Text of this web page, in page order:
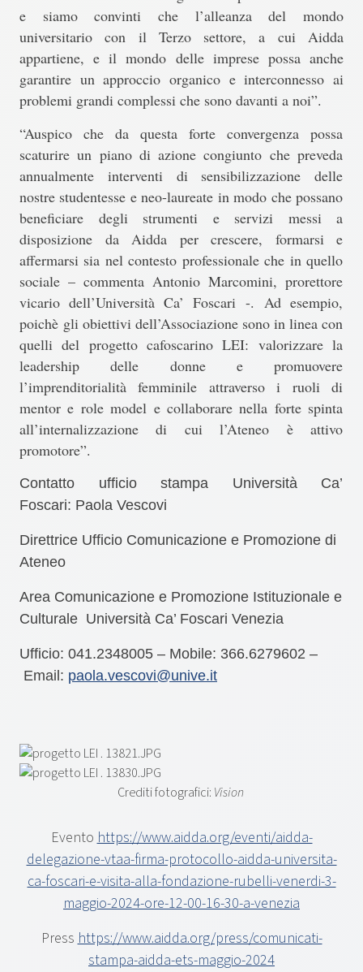
e siamo convinti che l’alleanza del mondo
universitario con il Terzo settore, a cui Aidda
appartiene, e il mondo delle imprese possa anche
garantire un approccio organico e interconnesso ai
problemi grandi complessi che sono davanti a noi”.
“Auspico che da questa forte convergenza possa
scaturire un piano di azione congiunto che preveda
annualmente interventi di sensibilizzazione delle
nostre studentesse e neo-laureate in modo che possano
beneficiare degli strumenti e servizi messi a
disposizione da Aidda per crescere, formarsi e
affermarsi sia nel contesto professionale che in quello
sociale – commentaAntonio Marcomini, prorettore
vicario dell’Università Ca’ Foscari -. Ad esempio,
poichè gli obiettivi dell’Associazione sono in linea con
quelli del progetto cafoscarino LEI: valorizzare la
leadership delle donne e promuovere
l’imprenditorialità femminile attraverso i ruoli di
mentor e role model e collaborare nella forte spinta
all’internalizzazione di cui l’Ateneo è attivo
promotore”.
Contatto ufficio stampa Università Ca’
Foscari: Paola Vescovi
Direttrice Ufficio Comunicazione e Promozione di
Ateneo
Area Comunicazione e Promozione Istituzionale e
Culturale Università Ca’ Foscari Venezia
Ufficio: 041.2348005 – Mobile: 366.6279602 –
Email: paola.vescovi@unive.it
Crediti fotografici: Vision
Eventohttps://www.aidda.org/eventi/aidda-
delegazione-vtaa-firma-protocollo-aidda-universita-
ca-foscari-e-visita-alla-fondazione-rubelli-venerdi-3-
maggio-2024-ore-12-00-16-30-a-venezia
Presshttps://www.aidda.org/press/comunicati-
stampa-aidda-ets-maggio-2024